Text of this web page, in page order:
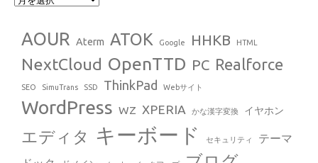
AOUR Aterm ATOK Google HHKB HTML
NextCloud OpenTTD PC Realforce
SEO SimuTrans SSD ThinkPad Webサイト
WordPress WZ XPERIA かな漢字変換 イヤホン
エディタ キーボード セキュリティ
テーマ